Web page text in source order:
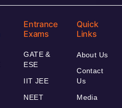
Entrance
Exams
GATE &
ESE
IIT JEE
NEET
Quick
Links
About Us
Contact
Us
Media